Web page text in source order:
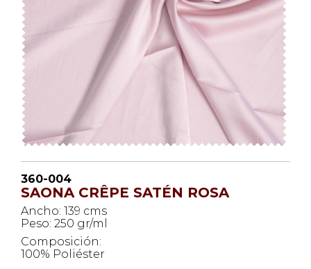
360-004
SAONA CRÊPE SATÉN ROSA
Ancho: 139 cms
Peso: 250 gr/ml
Composición:
100% Poliéster